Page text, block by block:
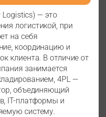
Logistics) — это
логистикой, при
на себя
координацию и
клиента. В отличие от
занимается
4PL —
объединяющий
IT-платформы и
систему.